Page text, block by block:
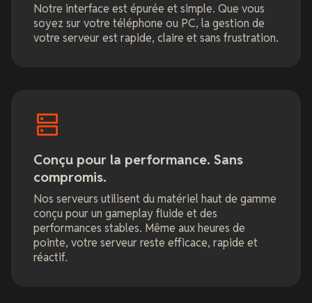
Notre interface est épurée et simple. Que vous
soyez sur votre téléphone ou PC, la gestion de
votre serveur est rapide, claire et sans frustration.
Conçu pour la performance. Sans
compromis.
Nos serveurs utilisent du matériel haut de gamme
conçu pour un gameplay fluide et des
performances stables. Même aux heures de
pointe, votre serveur reste efficace, rapide et
réactif.